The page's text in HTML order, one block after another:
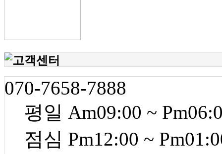
070-7658-7888
평일 Am09:00 ~
점심 Pm12:00 ~